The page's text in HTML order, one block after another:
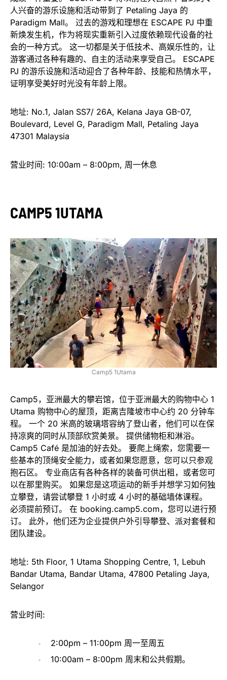
人兴奋的游乐设施和活动带到了 Petaling Jaya 的
Paradigm Mall。 过去的游戏和理想在 ESCAPE PJ 中重
新焕发生机，作为将现实重新引入过度依赖现代设备的社
会的一种方式。 这一切都是关于低技术、高娱乐性的，让
游客通过各种有趣的、自主的活动来享受自己。 ESCAPE
PJ 的游乐设施和活动迎合了各种年龄、技能和热情水平，
证明享受美好时光没有年龄上限。
地址: No.1, Jalan SS7/ 26A, Kelana Jaya GB-07,
Boulevard, Level G, Paradigm Mall, Petaling Jaya
47301 Malaysia
营业时间: 10:00am – 8:00pm, 周一休息
CAMP5 1UTAMA
Camp5 1Utama
Camp5，亚洲最大的攀岩馆，位于亚洲最大的购物中心 1
Utama 购物中心的屋顶，距离吉隆坡市中心约 20 分钟车
程。 一个 20 米高的玻璃塔容纳了登山者，他们可以在保
持凉爽的同时从顶部欣赏美景。 提供储物柜和淋浴。
Camp5 Café 是加油的好去处。 要爬上绳索，您需要一
些基本的顶绳安全能力，或者如果您愿意，您可以只参观
抱石区。 专业商店有各种各样的装备可供出租，或者您可
以在那里购买。 如果您是这项运动的新手并想学习如何独
立攀登，请尝试攀登 1 小时或 4 小时的基础墙体课程。
必须提前预订。 在 booking.camp5.com，您可以进行预
订。 此外，他们还为企业提供户外引导攀登、派对套餐和
团队建设。
地址: 5th Floor, 1 Utama Shopping Centre, 1, Lebuh
Bandar Utama, Bandar Utama, 47800 Petaling Jaya,
Selangor
营业时间:
2:00pm – 11:00pm 周一至周五
10:00am – 8:00pm 周末和公共假期。